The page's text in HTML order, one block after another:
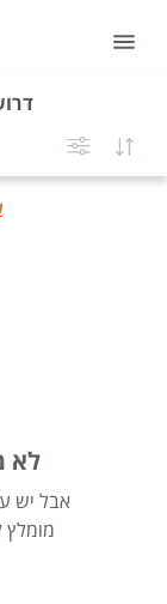
לא
אבל יש
מומלץ